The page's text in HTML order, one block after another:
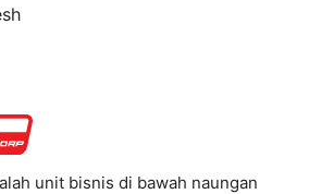
unit bisnis di bawah naungan